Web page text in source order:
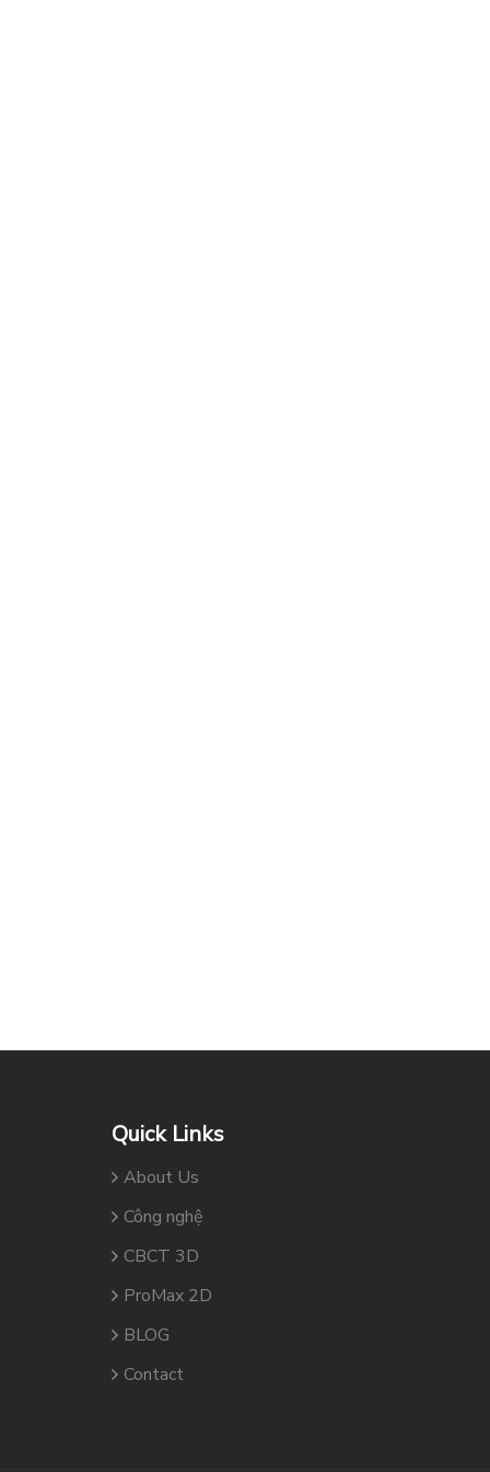
Quick Links
About Us
Công nghệ
CBCT 3D
ProMax 2D
BLOG
Contact